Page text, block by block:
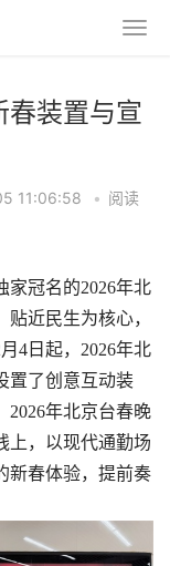
春装置与宣
11:06:58 • 阅读
家冠名的2026年北
近民生为核心，
4日起，2026年北
置了创意互动装
2026年北京台春晚
上，以现代通勤场
新春体验，提前奏